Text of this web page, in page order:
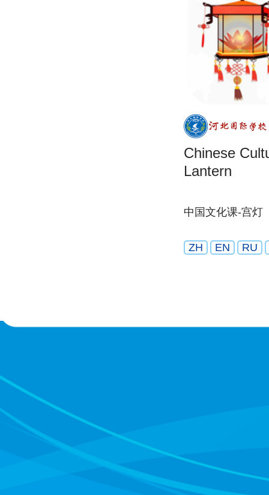
Chinese
Lantern
中国文化课-宫灯
ZH EN RU